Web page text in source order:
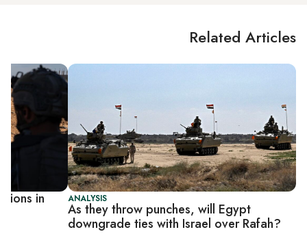
Related Articles
ANALYSIS
As they throw punches, will Egypt
downgrade ties with Israel over Rafah?
in